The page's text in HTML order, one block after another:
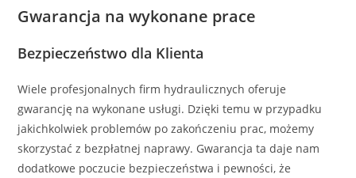
Gwarancja na wykonane prace
Bezpieczeństwo dla Klienta
Wiele profesjonalnych firm hydraulicznych oferuje
gwarancję na wykonane usługi. Dzięki temu w przypadku
jakichkolwiek problemów po zakończeniu prac, możemy
skorzystać z bezpłatnej naprawy. Gwarancja ta daje nam
dodatkowe poczucie bezpieczeństwa i pewności, że